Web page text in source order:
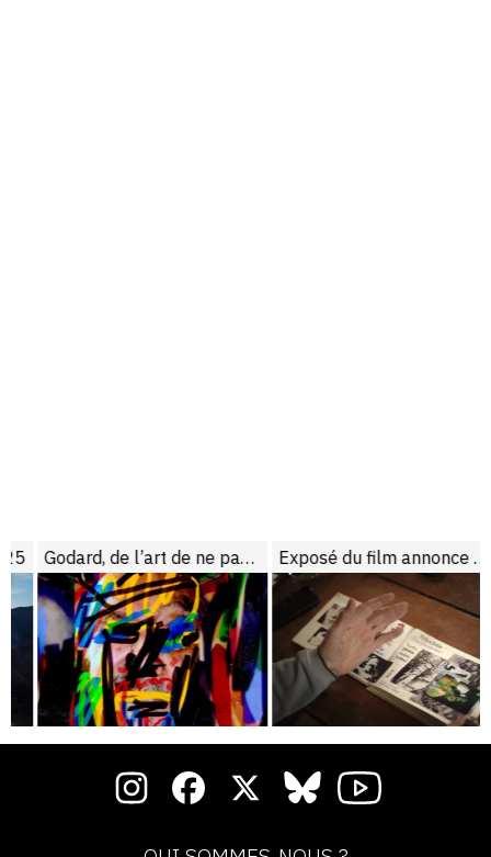
Godard, de l’art de ne pas conclure Exposé du film annonce du film “Scénario”